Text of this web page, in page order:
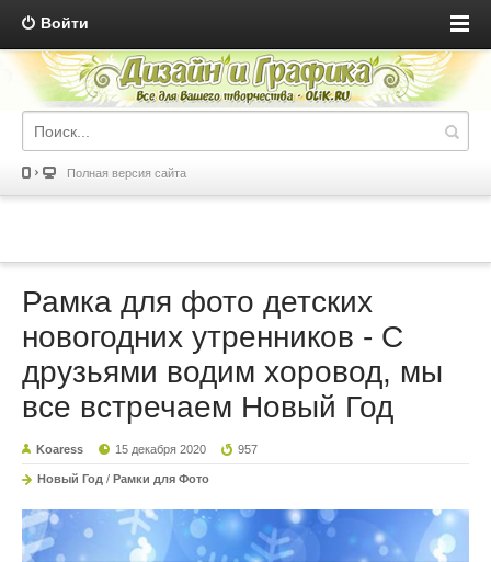
Войти
Полная версия сайта
Рамка для фото детских
новогодних утренников - С
друзьями водим хоровод, мы
все встречаем Новый Год
Koaress 15 декабря 2020 957
Новый Год / Рамки для Фото